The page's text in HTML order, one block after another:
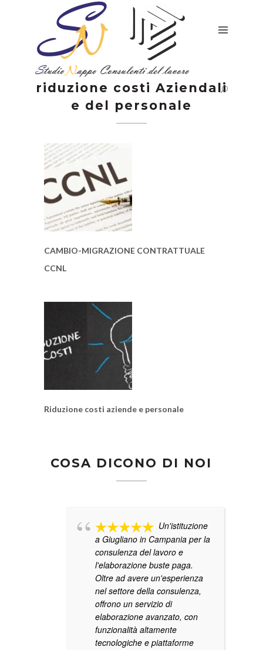
CONTATTI
RICHIEDI
PREVENTIVO
CIRCOLARI
riduzione costi Aziendali
e del personale
CAMBIO-MIGRAZIONE CONTRATTUALE
CCNL
Riduzione costi aziende e personale
COSA DICONO DI NOI
Un'istituzione
a Giugliano in Campania per la
consulenza del lavoro e
l'elaborazione buste paga.
Oltre ad avere un'esperienza
nel settore della consulenza,
offrono un servizio di
elaborazione avanzato, con
funzionalità altamente
tecnologiche e piattaforme